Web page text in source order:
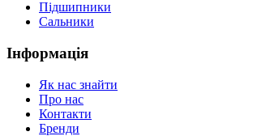
Підшипники
Сальники
Інформація
Як нас знайти
Про нас
Контакти
Бренди